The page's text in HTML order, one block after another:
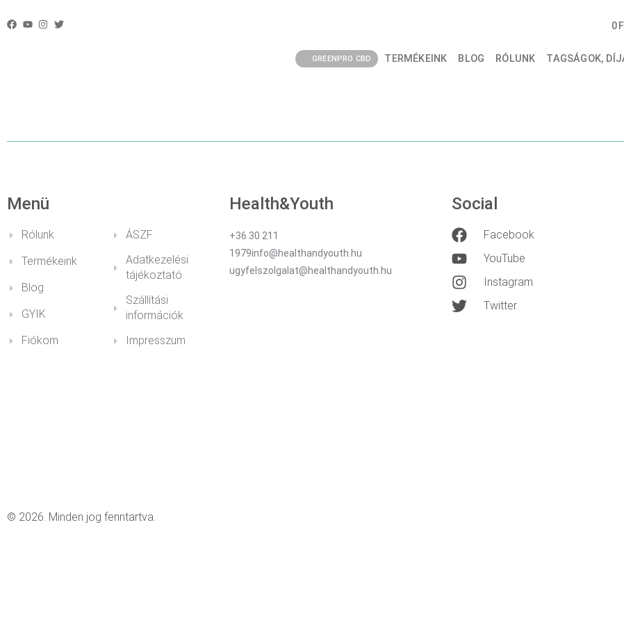
0
GREENPRO CBD TERMÉKEINK BLOG RÓLUNK TAGSÁGOK,
CÂT TIMP VOR FI STOCATE
ÎNREGISTRARE?
Menü
Rólunk
Termékeink
Blog
GYIK
Fiókom
ÁSZF
Adatkezelési
tájékoztató
Szállítási
információk
Impresszum
Health&Youth
+36 30 211
1979info@healthandyouth.hu
ugyfelszolgalat@healthandyouth.hu
Social
Facebook
YouTube
Instagram
Twitter
© 2026. Minden jog fenntartva.